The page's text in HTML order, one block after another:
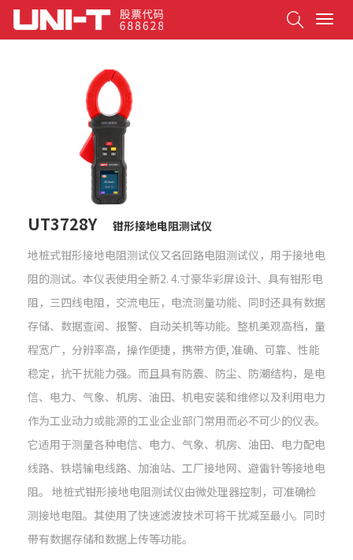
T
o
n
UT3728Y
钳形接地电阻测试仪
地桩式钳形接地电阻测试仪又名回路电阻测试仪，用于接地电
阻的测试。本仪表使用全新2. 4.寸豪华彩屏设计、具有钳形电
阻，三四线电阻，交流电压，电流测量功能、同时还具有数据
存储、数据查阅、报警、自动关机等功能。整机美观高档，量
程宽广，分辨率高，操作便捷，携带方便, 准确、可靠、性能
稳定，抗干扰能力强。而且具有防震、防尘、防潮结构，是电
信、电力、气象、机房、油田、机电安装和维修以及利用电力
作为工业动力或能源的工业企业部门常用而必不可少的仪表。
它适用于测量各种电信、电力、气象、机房、油田、电力配电
线路、铁塔输电线路、加油站、工厂接地网、避雷针等接地电
阻。 地桩式钳形接地电阻测试仪由微处理器控制，可准确检
测接地电阻。其使用了快速滤波技术可将干扰减至最小。同时
带有数据存储和数据上传等功能。